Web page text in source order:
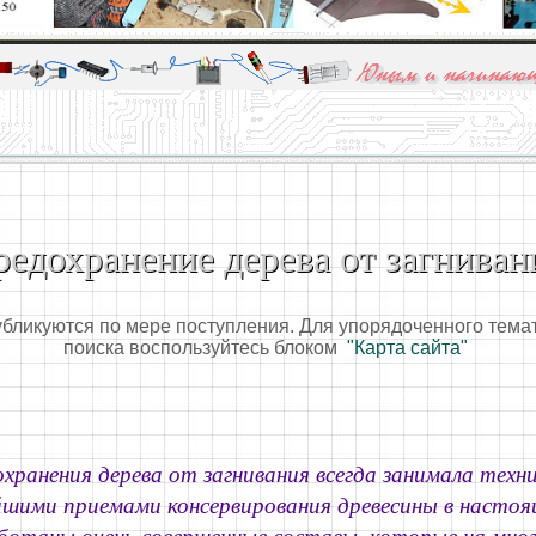
для юных и начинающих радиолюбителей - Popular science
и опыт профессионалов - Basics of electricity,
дерева от
по мере поступления. Для упорядоченного
поиска воспользуйтесь блоком "Карта сайта"
дерева от загнивания всегда занимала
приемами консервирования древесины в